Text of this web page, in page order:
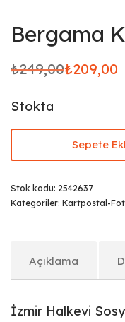
Bergama
₺249,00
Orijinal
₺249,00.
₺209,00
Şu
fiyat:
₺209,00.
Stokta
Sepete
Stok kodu: 2542637
Kategoriler: Kartpostal-
Açıklama
İzmir Halkevi